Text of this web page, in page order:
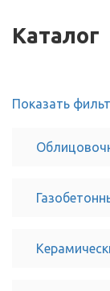
Каталог
Показать